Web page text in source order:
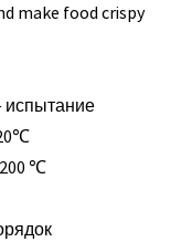
make food crispy
испытание
℃